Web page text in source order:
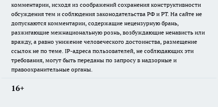
комментарии, исходя из соображений сохранения конструктивности
обсуждения тем и соблюдения законодательства РФ и РТ. На сайте не
допускаются комментарии, содержащие нецензурную брань,
разжигающие межнациональную рознь, возбуждающие ненависть или
вражду, а равно унижение человеческого достоинства, размещение
ссылок не по теме. IP-адреса пользователей, не соблюдающих эти
требования, могут быть переданы по запросу в надзорные и
правоохранительные органы.
16+